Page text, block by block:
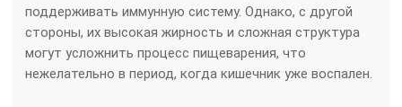
поддерживать иммунную систему. Однако, с другой
стороны, их высокая жирность и сложная структура
могут усложнить процесс пищеварения, что
нежелательно в период, когда кишечник уже воспален.